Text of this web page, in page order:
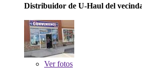
Distribuidor de U-Haul del
Verfotos